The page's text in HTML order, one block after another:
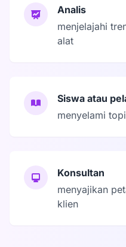
Analis
menjelajahi
alat
Siswa atau
menyelami
Konsultan
menyajikan
klien